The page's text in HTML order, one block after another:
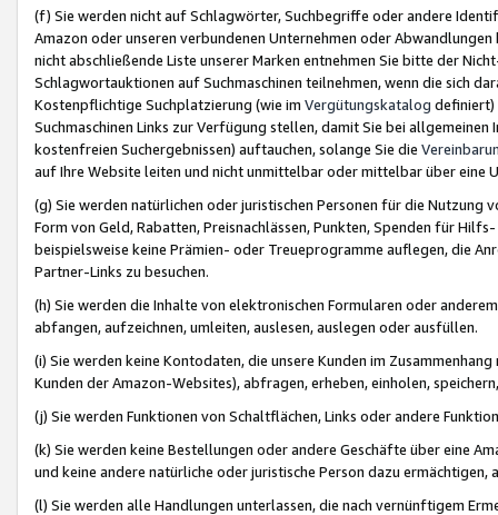
(f) Sie werden nicht auf Schlagwörter, Suchbegriffe oder andere
Amazon oder unseren verbundenen Unternehmen oder
nicht abschließende Liste unserer Marken entnehmen Sie bitte der
Schlagwortauktionen auf Suchmaschinen teilnehmen, wenn die sich
Kostenpflichtige Suchplatzierung (wie im Vergütungskatalog definiert)
Suchmaschinen Links zur Verfügung stellen, damit Sie bei
kostenfreien Suchergebnissen) auftauchen, solange Sie die
auf Ihre Website leiten und nicht unmittelbar oder mittelbar über eine
(g) Sie werden natürlichen oder juristischen Personen für die Nutzung
Form von Geld, Rabatten, Preisnachlässen, Punkten, Spenden für
beispielsweise keine Prämien- oder Treueprogramme auflegen, die
Partner-Links zu besuchen.
(h) Sie werden die Inhalte von elektronischen Formularen oder
abfangen, aufzeichnen, umleiten, auslesen, auslegen oder ausfüllen.
(i) Sie werden keine Kontodaten, die unsere Kunden im
Kunden der Amazon-Websites), abfragen, erheben, einholen,
(j) Sie werden Funktionen von Schaltflächen, Links oder andere
(k) Sie werden keine Bestellungen oder andere Geschäfte über eine
und keine andere natürliche oder juristische Person dazu
(l) Sie werden alle Handlungen unterlassen, die nach vernünftigem